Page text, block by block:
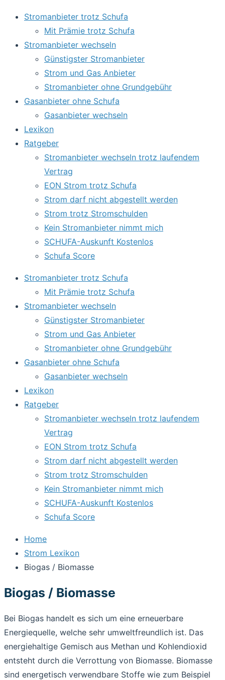
Stromanbieter trotz Schufa
Mit Prämie trotz Schufa
Stromanbieter wechseln
Günstigster Stromanbieter
Strom und Gas Anbieter
Stromanbieter ohne Grundgebühr
Gasanbieter ohne Schufa
Gasanbieter wechseln
Lexikon
Ratgeber
Stromanbieter wechseln trotz laufendem
Vertrag
EON Strom trotz Schufa
Strom darf nicht abgestellt werden
Strom trotz Stromschulden
Kein Stromanbieter nimmt mich
SCHUFA-Auskunft Kostenlos
Schufa Score
Stromanbieter trotz Schufa
Mit Prämie trotz Schufa
Stromanbieter wechseln
Günstigster Stromanbieter
Strom und Gas Anbieter
Stromanbieter ohne Grundgebühr
Gasanbieter ohne Schufa
Gasanbieter wechseln
Lexikon
Ratgeber
Stromanbieter wechseln trotz laufendem
Vertrag
EON Strom trotz Schufa
Strom darf nicht abgestellt werden
Strom trotz Stromschulden
Kein Stromanbieter nimmt mich
SCHUFA-Auskunft Kostenlos
Schufa Score
Home
Strom Lexikon
Biogas / Biomasse
Biogas / Biomasse
Bei Biogas handelt es sich um eine erneuerbare
Energiequelle, welche sehr umweltfreundlich ist. Das
energiehaltige Gemisch aus Methan und Kohlendioxid
entsteht durch die Verrottung von Biomasse. Biomasse
sind energetisch verwendbare Stoffe wie zum Beispiel